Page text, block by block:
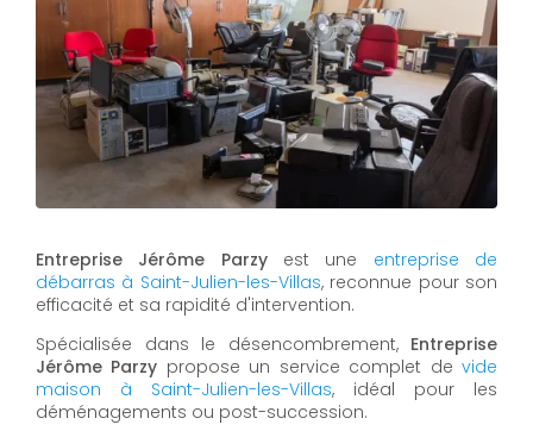
Entreprise Jérôme Parzyest une entreprise de
débarras à Saint-Julien-les-Villas, reconnue pour son
efficacité et sa rapidité d'intervention.
Spécialisée dans le désencombrement, Entreprise
Jérôme Parzy propose un service complet devide
maison à Saint-Julien-les-Villas, idéal pour les
déménagements ou post-succession.